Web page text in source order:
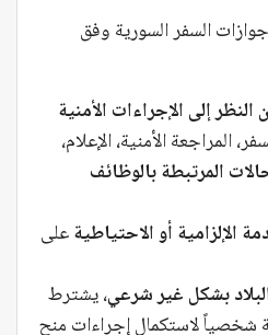
السفر السورية وفق
إلى الإجراءات الأمنية
المراجعة الأمنية، الإعلام،
المرتبطة بالوظائف
الإلزامية أو الاحتياطيةعلى
بشكل غير شرعي، يشترط
لاستكمال إجراءات منح